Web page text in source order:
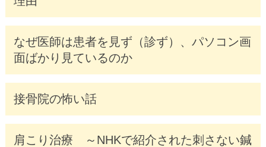
なぜ医師は患者を見ず（診ず）、パソコン画
面ばかり見ているのか
接骨院の怖い話
肩こり治療 ～NHKで紹介された刺さない鍼